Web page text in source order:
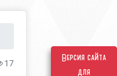
Версия сайта
для
17